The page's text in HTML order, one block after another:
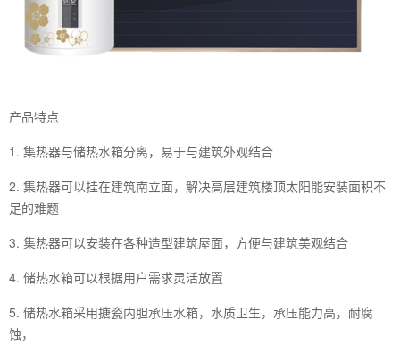
产品特点
1. 集热器与储热水箱分离，易于与建筑外观结合
2. 集热器可以挂在建筑南立面，解决高层建筑楼顶太阳能安装面积不
足的难题
3. 集热器可以安装在各种造型建筑屋面，方便与建筑美观结合
4. 储热水箱可以根据用户需求灵活放置
5. 储热水箱采用搪瓷内胆承压水箱，水质卫生，承压能力高，耐腐
蚀，